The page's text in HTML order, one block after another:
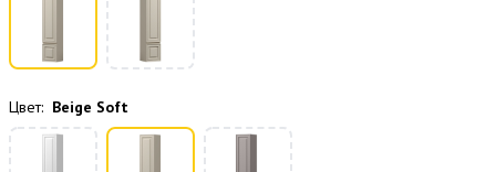
Цвет: Beige Soft